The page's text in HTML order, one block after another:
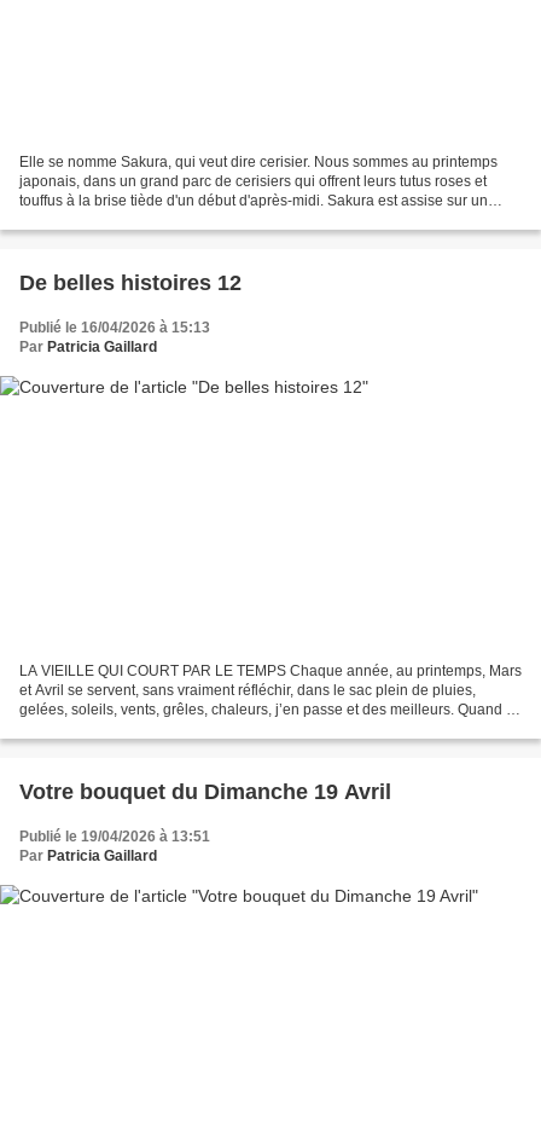
Elle se nomme Sakura, qui veut dire cerisier. Nous sommes au printemps
japonais, dans un grand parc de cerisiers qui offrent leurs tutus roses et
touffus à la brise tiède d'un début d'après-midi. Sakura est assise sur un
De belles histoires 12
Publié le 16/04/2026 à 15:13
Par Patricia Gaillard
LA VIEILLE QUI COURT PAR LE TEMPS Chaque année, au printemps, Mars
et Avril se servent, sans vraiment réfléchir, dans le sac plein de pluies,
gelées, soleils, vents, grêles, chaleurs, j’en passe et des meilleurs. Quand le
Votre bouquet du Dimanche 19 Avril
Publié le 19/04/2026 à 13:51
Par Patricia Gaillard